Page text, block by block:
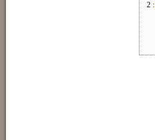
2 :